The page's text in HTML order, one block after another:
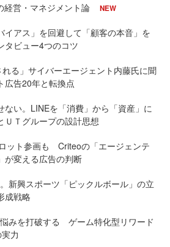
経営・マネジメント論
NEW
イアス」を回避して「顧客の本音」を
タビュー4つのコツ
れる」サイバーエージェント内藤氏に聞
広告20年と転換点
ない。LINEを「消費」から「資産」に
ＵＴグループの設計思想
ット参画も Criteoの「エージェンテ
が変える広告の判断
。新興スポーツ「ピックルボール」の立
成戦略
みを打破する ゲーム特化型リワード
力